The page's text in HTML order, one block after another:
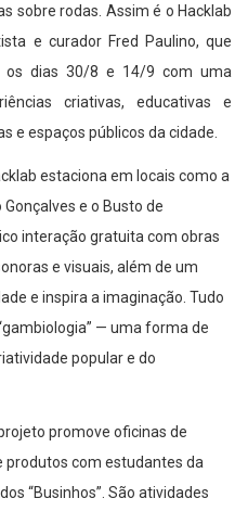
sobre rodas. Assim é o Hacklab
e curador Fred Paulino, que
os dias 30/8 e 14/9 com uma
criativas, educativas e
e espaços públicos da cidade.
estaciona em locais como a
Gonçalves e o Busto de
interação gratuita com obras
e visuais, além de um
e inspira a imaginação. Tudo
— uma forma de
popular e do
promove oficinas de
produtos com estudantes da
“Businhos”. São atividades